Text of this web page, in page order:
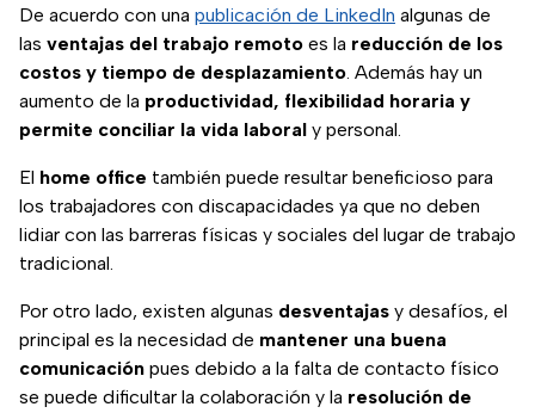
De acuerdo con una publicación de LinkedIn algunas de
las ventajas del trabajo remoto es la reducción de los
costos y tiempo de desplazamiento. Además hay un
aumento de la productividad, flexibilidad horaria y
permite conciliar la vida laboral y personal.
El home office también puede resultar beneficioso para
los trabajadores con discapacidades ya que no deben
lidiar con las barreras físicas y sociales del lugar de trabajo
tradicional.
Por otro lado, existen algunas desventajas y desafíos, el
principal es la necesidad de mantener una buena
comunicación pues debido a la falta de contacto físico
se puede dificultar la colaboración y la resolución de